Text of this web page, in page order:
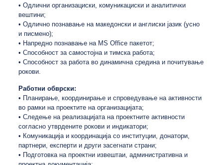
• Одлични организациски, комуникациски и аналитички
вештини;
• Одлично познавање на македонски и англиски јазик (усно
и писмено);
• Напредно познавање на MS Office пакетот;
• Способност за самостојна и тимска работа;
• Способност за работа во динамична средина и почитување
рокови.
Работни обврски:
• Планирање, координирање и спроведување на активности
во рамки на проектите на организацијата;
• Следење на реализацијата на проектните активности
согласно утврдените рокови и индикатори;
• Комуникација и координација со институции, донатори,
партнери, експерти и други засегнати страни;
• Подготовка на проектни извештаи, административна и